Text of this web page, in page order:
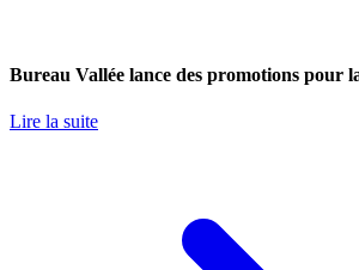
Bureau Vallée lance des promotions pour
Lire la suite